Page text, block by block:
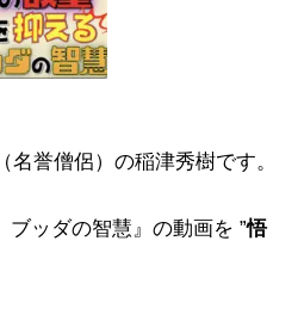
名誉僧侶）の稲津秀樹です。
ブッダの智慧』の動画を ”悟